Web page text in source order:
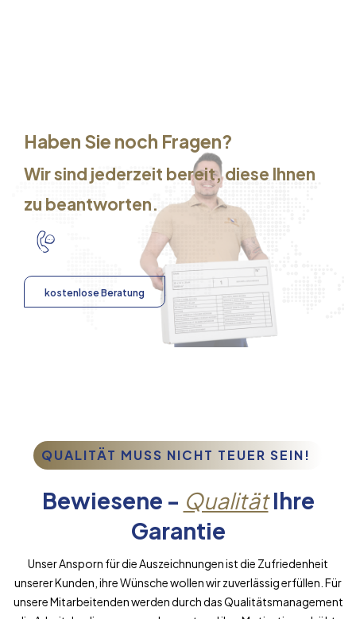
Haben Sie noch Fragen?
Wir sind jederzeit bereit, diese Ihnen
zu beantworten.
kostenlose Beratung
QUALITÄT MUSS NICHT TEUER SEIN!
Bewiesene - QualitätIhre
Garantie
Unser Ansporn für die Auszeichnungen ist die Zufriedenheit
unserer Kunden, ihre Wünsche wollen wir zuverlässig erfüllen. Für
unsere Mitarbeitenden werden durch das Qualitätsmanagement